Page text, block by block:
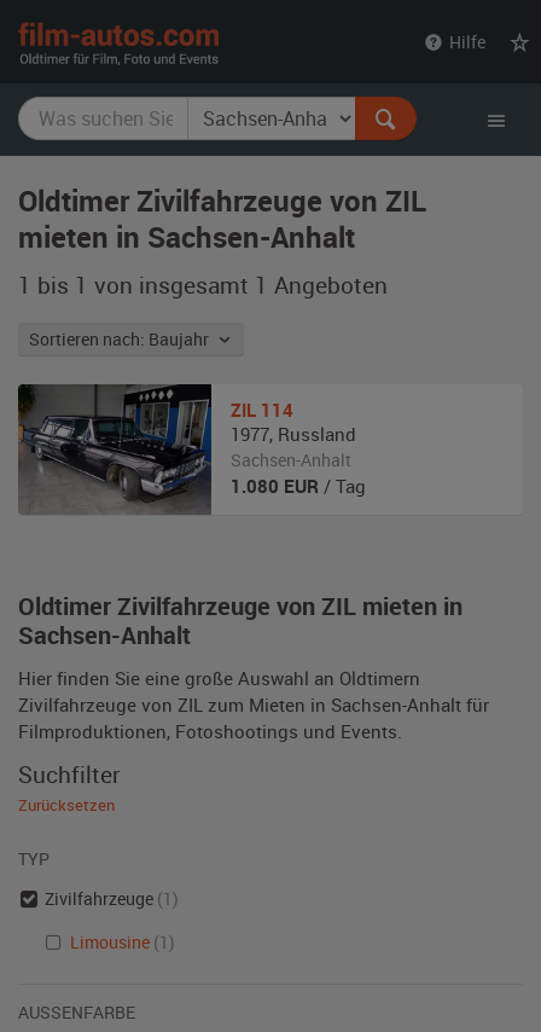
Hilfe
Oldtimer Zivilfahrzeuge von ZIL
mieten in Sachsen-Anhalt
1 bis 1 von insgesamt 1 Angeboten
Sortieren nach: Baujahr
Oldtimer Zivilfahrzeuge von ZIL mieten in
Sachsen-Anhalt
Hier finden Sie eine große Auswahl an Oldtimern
Zivilfahrzeuge von ZIL zum Mieten in Sachsen-Anhalt für
Filmproduktionen, Fotoshootings und Events.
ZIL 114
1977, Russland
Sachsen-Anhalt
1.080 EUR / Tag
Suchfilter
Zurücksetzen
TYP
Zivilfahrzeuge (1)
Limousine (1)
AUSSENFARBE